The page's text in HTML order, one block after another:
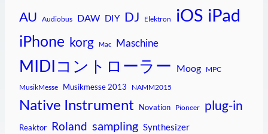
AU Audiobus DAW DIY DJ Elektron iOS iPad
iPhone korg Mac Maschine
MIDIコントローラー Moog MPC
MusikMesse Musikmesse 2013 NAMM2015
Native Instrument Novation Pioneer plug-in
Reaktor Roland sampling Synthesizer